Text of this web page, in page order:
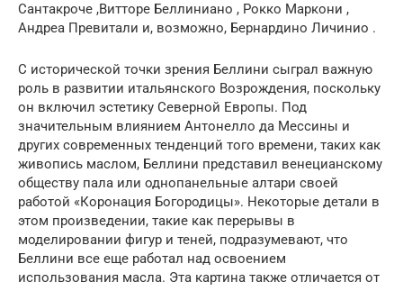
Сантакроче ,Витторе Беллиниано , Рокко Маркони ,
Андреа Превитали и, возможно, Бернардино Личинио .
С исторической точки зрения Беллини сыграл важную
роль в развитии итальянского Возрождения, поскольку
он включил эстетику Северной Европы. Под
значительным влиянием Антонелло да Мессины и
других современных тенденций того времени, таких как
живопись маслом, Беллини представил венецианскому
обществу пала или однопанельные алтари своей
работой «Коронация Богородицы». Некоторые детали в
этом произведении, такие как перерывы в
моделировании фигур и теней, подразумевают, что
Беллини все еще работал над освоением
использования масла. Эта картина также отличается от